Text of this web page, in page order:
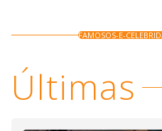
FAMOSOS-E-
Últimas